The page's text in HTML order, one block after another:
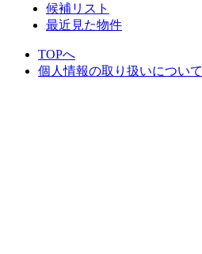
候補リスト
最近見た物件
TOPへ
個人情報の取り扱いについて